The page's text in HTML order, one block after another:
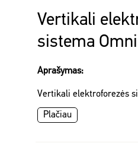
Vertikali
sistema
Aprašymas:
Vertikali elektroforezės
Plačiau